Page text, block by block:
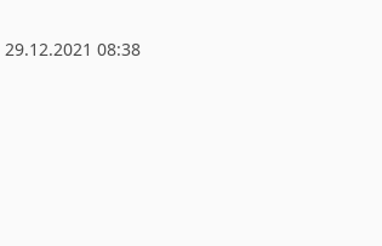
29.12.2021 08:38